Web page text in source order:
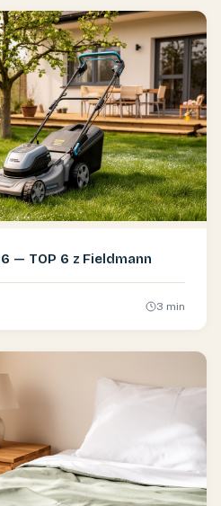
— TOP 6 z Fieldmann
3 min